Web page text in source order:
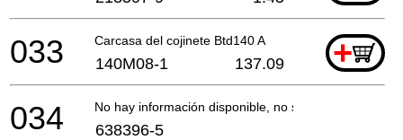
Carcasa del cojinete Btd140 A +
033 140M08-1 137.09
No hay información disponible, no se puede pedir
034 638396-5